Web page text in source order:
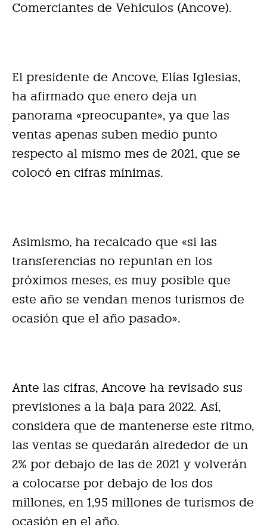
Comerciantes de Vehículos (Ancove).
El presidente de Ancove, Elías Iglesias,
ha afirmado que enero deja un
panorama «preocupante», ya que las
ventas apenas suben medio punto
respecto al mismo mes de 2021, que se
colocó en cifras mínimas.
Asimismo, ha recalcado que «si las
transferencias no repuntan en los
próximos meses, es muy posible que
este año se vendan menos turismos de
ocasión que el año pasado».
Ante las cifras, Ancove ha revisado sus
previsiones a la baja para 2022. Así,
considera que de mantenerse este ritmo,
las ventas se quedarán alrededor de un
2% por debajo de las de 2021 y volverán
a colocarse por debajo de los dos
millones, en 1,95 millones de turismos de
ocasión en el año.